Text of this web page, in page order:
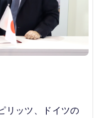
リッツ、ドイツの